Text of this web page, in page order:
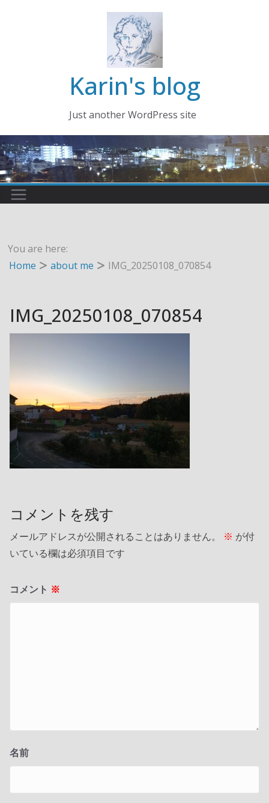
ッ
プ
Karin's blog
Just another WordPress site
You are here:
Home
about me IMG_20250108_070854
IMG_20250108_070854
コメントを残す
メールアドレスが公開されることはありません。 ※ が付
いている欄は必須項目です
コメント ※
名前